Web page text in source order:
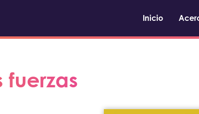
Inicio
fuerzas